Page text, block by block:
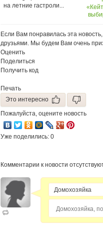
на летние гастроли...
Если Вам понравилась эта
друзьями. Мы будем Вам очень
Оценить
Поделиться
Получить код
Печать
Это интересно
Пожалуйста, оцените новость
Уже поделились: 0
Комментарии к новости
Домохозяйка,